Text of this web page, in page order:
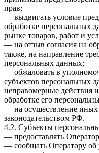
прав;
— выдвигать условие
обработке персональных
рынке товаров, работ и
— на отзыв согласия на
также, на направление
персональных данных;
— обжаловать в
субъектов персональных
неправомерные действия
обработке его
— на осуществление
законодательством РФ.
4.2. Субъекты
— предоставлять
— сообщать Оператору об